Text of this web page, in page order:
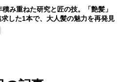
積み重ねた研究と匠の技。「艶髪」
求した1本で、大人髪の魅力を再発見